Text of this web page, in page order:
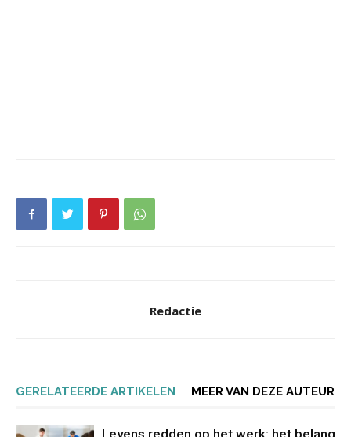
Redactie
GERELATEERDE ARTIKELEN MEER VAN DEZE AUTEUR
Levens redden op het werk: het belang